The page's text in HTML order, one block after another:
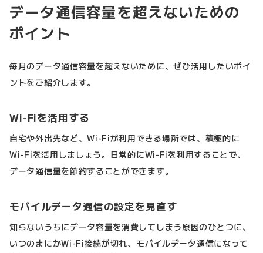
データ通信容量を超えないための
ポイント
毎月のデータ通信容量を超えないために、ぜひ活用したいポイ
ントをご紹介します。
Wi-Fiを活用する
自宅や外出先など、Wi-Fiが利用できる場所では、積極的に
Wi-Fiを活用しましょう。日常的にWi-Fiを利用することで、
データ通信量を節約することができます。
モバイルデータ通信の設定を見直す
知らないうちにデータ容量を消費してしまう原因のひとつに、
いつのまにかWi-Fi接続が切れ、モバイルデータ通信になって